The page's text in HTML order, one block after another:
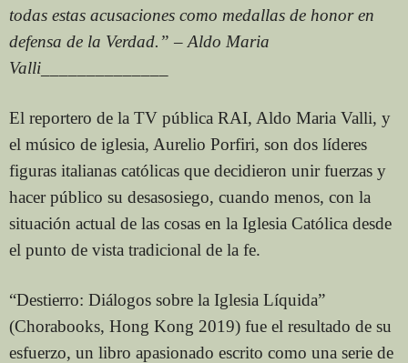
todas estas acusaciones como medallas de honor en
defensa de la Verdad.” – Aldo Maria
Valli
El reportero de la TV pública RAI, Aldo Maria Valli, y
el músico de iglesia, Aurelio Porfiri, son dos líderes
figuras italianas católicas que decidieron unir fuerzas y
hacer público su desasosiego, cuando menos, con la
situación actual de las cosas en la Iglesia Católica desde
el punto de vista tradicional de la fe.
“Destierro: Diálogos sobre la Iglesia Líquida”
(Chorabooks, Hong Kong 2019) fue el resultado de su
esfuerzo, un libro apasionado escrito como una serie de